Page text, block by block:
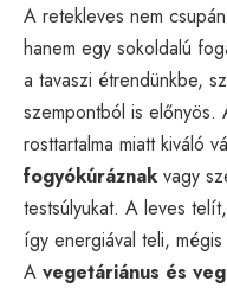
A retekleves nem
hanem egy sokoldalú
a tavaszi étrendünkbe,
szempontból is előnyös.
rosttartalma miatt kiváló
fogyókúráznak vagy
testsúlyukat. A leves
így energiával teli,
A vegetáriánus és